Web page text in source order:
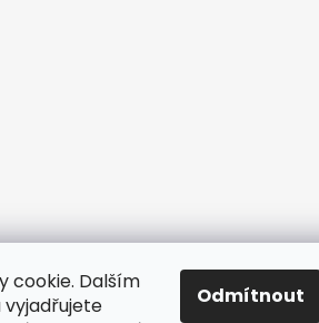
cookie. Dalším
Odmítnout
cookies